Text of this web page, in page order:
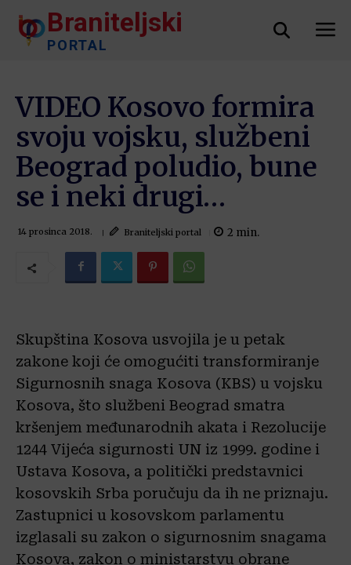
Braniteljski
PORTAL
VIDEO Kosovo formira
svoju vojsku, službeni
Beograd poludio, bune
se i neki drugi…
14 prosinca 2018. Braniteljski portal 2 min.
Skupština Kosova usvojila je u petak
zakone koji će omogućiti transformiranje
Sigurnosnih snaga Kosova (KBS) u vojsku
Kosova, što službeni Beograd smatra
kršenjem međunarodnih akata i Rezolucije
1244 Vijeća sigurnosti UN iz 1999. godine i
Ustava Kosova, a politički predstavnici
kosovskih Srba poručuju da ih ne priznaju.
Zastupnici u kosovskom parlamentu
izglasali su zakon o sigurnosnim snagama
Kosova, zakon o ministarstvu obrane